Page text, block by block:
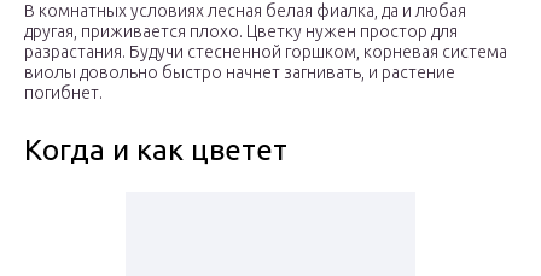
В комнатных условиях лесная белая фиалка, да и любая
другая, приживается плохо. Цветку нужен простор для
разрастания. Будучи стесненной горшком, корневая система
виолы довольно быстро начнет загнивать, и растение
погибнет.
Когда и как цветет